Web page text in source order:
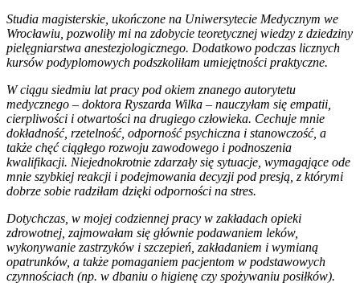
Studia magisterskie, ukończone na Uniwersytecie Medycznym we
Wrocławiu, pozwoliły mi na zdobycie teoretycznej wiedzy z dziedziny
pielęgniarstwa anestezjologicznego. Dodatkowo podczas licznych
kursów podyplomowych podszkoliłam umiejętności praktyczne.
W ciągu siedmiu lat pracy pod okiem znanego autorytetu
medycznego – doktora Ryszarda Wilka – nauczyłam się empatii,
cierpliwości i otwartości na drugiego człowieka. Cechuje mnie
dokładność, rzetelność, odporność psychiczna i stanowczość, a
także chęć ciągłego rozwoju zawodowego i podnoszenia
kwalifikacji. Niejednokrotnie zdarzały się sytuacje, wymagające ode
mnie szybkiej reakcji i podejmowania decyzji pod presją, z którymi
dobrze sobie radziłam dzięki odporności na stres.
Dotychczas, w mojej codziennej pracy w zakładach opieki
zdrowotnej, zajmowałam się głównie podawaniem leków,
wykonywanie zastrzyków i szczepień, zakładaniem i wymianą
opatrunków, a także pomaganiem pacjentom w podstawowych
czynnościach (np. w dbaniu o higienę czy spożywaniu posiłków).